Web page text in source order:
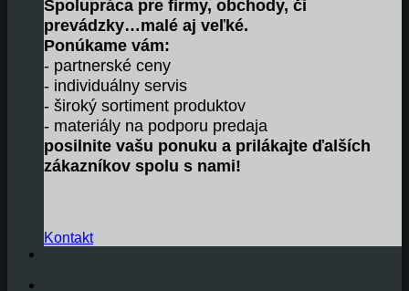
Spolupráca pre firmy, obchody, či
prevádzky…malé aj veľké.
Ponúkame vám:
- partnerské ceny
- individuálny servis
- široký sortiment produktov
- materiály na podporu predaja
posilnite vašu ponuku a prilákajte ďalších
zákazníkov spolu s nami!
Kontakt